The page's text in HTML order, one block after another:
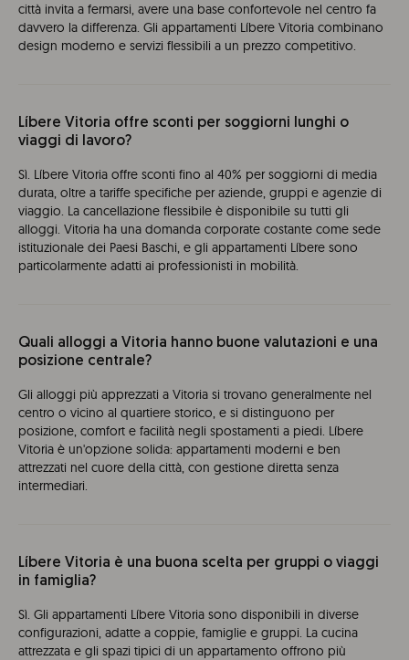
città invita a fermarsi, avere una base confortevole nel centro fa
davvero la differenza. Gli appartamenti Líbere Vitoria combinano
design moderno e servizi flessibili a un prezzo competitivo.
Líbere Vitoria offre sconti per soggiorni lunghi o
viaggi di lavoro?
Sì. Líbere Vitoria offre sconti fino al 40% per soggiorni di media
durata, oltre a tariffe specifiche per aziende, gruppi e agenzie di
viaggio. La cancellazione flessibile è disponibile su tutti gli
alloggi. Vitoria ha una domanda corporate costante come sede
istituzionale dei Paesi Baschi, e gli appartamenti Líbere sono
particolarmente adatti ai professionisti in mobilità.
Quali alloggi a Vitoria hanno buone valutazioni e una
posizione centrale?
Gli alloggi più apprezzati a Vitoria si trovano generalmente nel
centro o vicino al quartiere storico, e si distinguono per
posizione, comfort e facilità negli spostamenti a piedi. Líbere
Vitoria è un'opzione solida: appartamenti moderni e ben
attrezzati nel cuore della città, con gestione diretta senza
intermediari.
Líbere Vitoria è una buona scelta per gruppi o viaggi
in famiglia?
Sì. Gli appartamenti Líbere Vitoria sono disponibili in diverse
configurazioni, adatte a coppie, famiglie e gruppi. La cucina
attrezzata e gli spazi tipici di un appartamento offrono più